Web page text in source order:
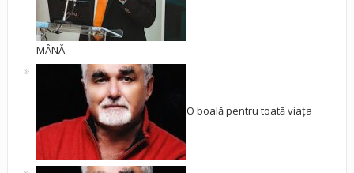
MÂNĂ
O boală pentru toată viața